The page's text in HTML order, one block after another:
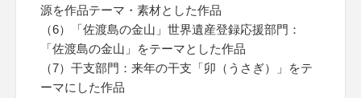
源を作品テーマ・素材とした作品
（6）「佐渡島の金山」世界遺産登録応援部門：
「佐渡島の金山」をテーマとした作品
（7）干支部門：来年の干支「卯（うさぎ）」をテ
ーマにした作品